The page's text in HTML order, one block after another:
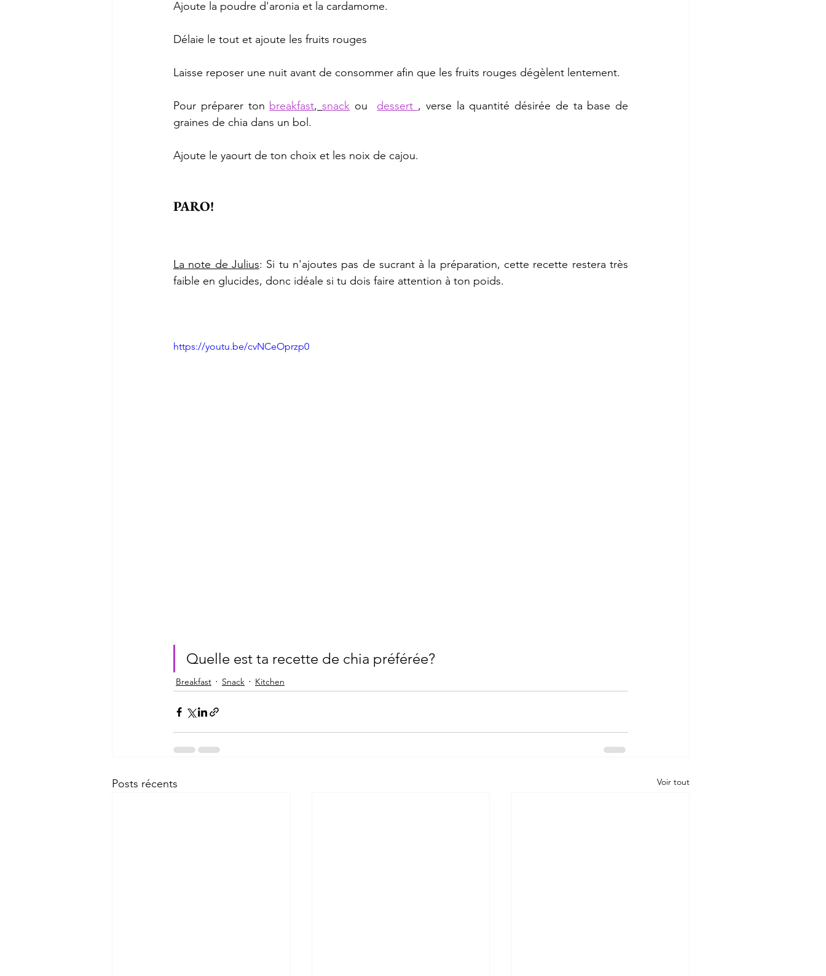
Ajoute la poudre d'aronia et la cardamome.
Délaie le tout et ajoute les fruits rouges
Laisse reposer une nuit avant de consommer afin que les fruits rouges dégèlent lentement.
Pour préparer ton breakfast, snack ou dessert , verse la quantité désirée de ta base de
graines de chia dans un bol.
Ajoute le yaourt de ton choix et les noix de cajou.
PARO!
La note de Julius: Si tu n'ajoutes pas de sucrant à la préparation, cette recette restera très
faible en glucides, donc idéale si tu dois faire attention à ton poids.
https://youtu.be/cvNCeOprzp0
Quelle est ta recette de chia préférée?
Breakfast Snack Kitchen
Posts récents Voir tout